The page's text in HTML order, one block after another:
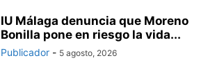
IU Málaga denuncia que Moreno
Bonilla pone en riesgo la vida...
Publicador - 5 agosto, 2026